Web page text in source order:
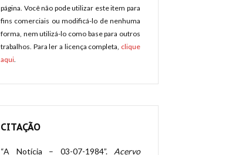
página. Você não pode utilizar este item para
fins comerciais ou modificá-lo de nenhuma
forma, nem utilizá-lo como base para outros
trabalhos. Para ler a licença completa, clique
aqui.
CITAÇÃO
“A Notícia – 03-07-1984”. Acervo